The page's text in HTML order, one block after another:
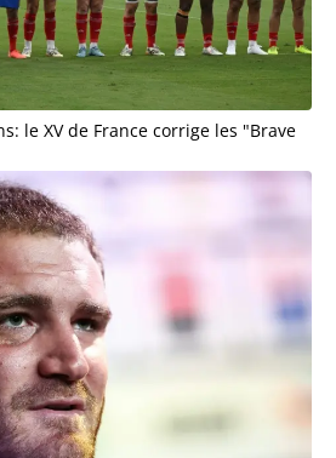
le XV de France corrige les "Brave